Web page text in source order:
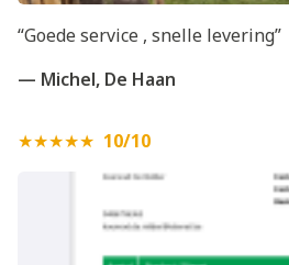
“Goede service , snelle levering”
— Michel, De Haan
★★★★★ 10/10